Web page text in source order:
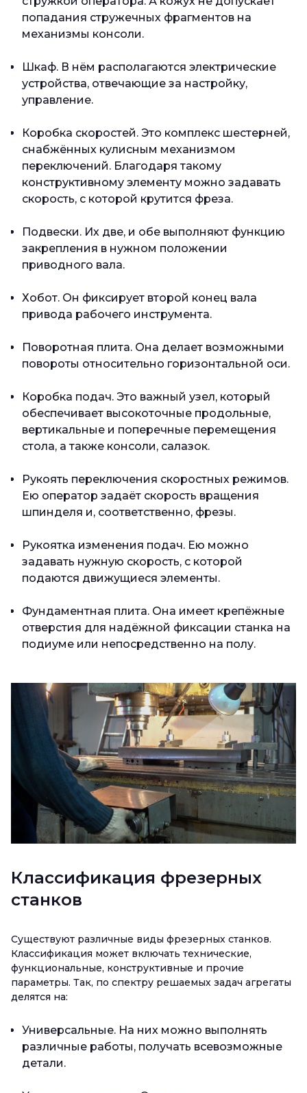
попадания стружечных фрагментов на
механизмы консоли.
Шкаф. В нём располагаются электрические
устройства, отвечающие за настройку,
управление.
Коробка скоростей. Это комплекс шестерней,
снабжённых кулисным механизмом
переключений. Благодаря такому
конструктивному элементу можно задавать
скорость, с которой крутится фреза.
Подвески. Их две, и обе выполняют функцию
закрепления в нужном положении
приводного вала.
Хобот. Он фиксирует второй конец вала
привода рабочего инструмента.
Поворотная плита. Она делает возможными
повороты относительно горизонтальной оси.
Коробка подач. Это важный узел, который
обеспечивает высокоточные продольные,
вертикальные и поперечные перемещения
стола, а также консоли, салазок.
Рукоять переключения скоростных режимов.
Ею оператор задаёт скорость вращения
шпинделя и, соответственно, фрезы.
Рукоятка изменения подач. Ею можно
задавать нужную скорость, с которой
подаются движущиеся элементы.
Фундаментная плита. Она имеет крепёжные
отверстия для надёжной фиксации станка на
подиуме или непосредственно на полу.
Классификация фрезерных
станков
Существуют различные виды фрезерных станков.
Классификация может включать технические,
функциональные, конструктивные и прочие
параметры. Так, по спектру решаемых задач агрегаты
делятся на:
Универсальные. На них можно выполнять
различные работы, получать всевозможные
детали.